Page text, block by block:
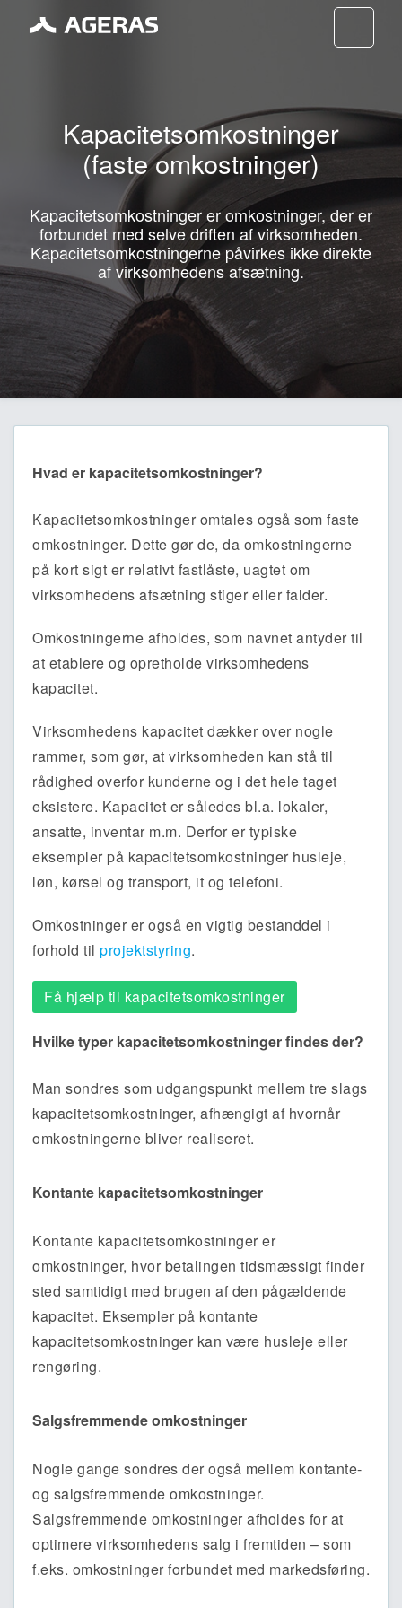
Kapacitetsomkostninger
(faste omkostninger)
Kapacitetsomkostninger er omkostninger, der er
forbundet med selve driften af virksomheden.
Kapacitetsomkostningerne påvirkes ikke direkte
af virksomhedens afsætning.
Hvad er kapacitetsomkostninger?
Kapacitetsomkostninger omtales også som faste
omkostninger. Dette gør de, da omkostningerne
på kort sigt er relativt fastlåste, uagtet om
virksomhedens afsætning stiger eller falder.
Omkostningerne afholdes, som navnet antyder til
at etablere og opretholde virksomhedens
kapacitet.
Virksomhedens kapacitet dækker over nogle
rammer, som gør, at virksomheden kan stå til
rådighed overfor kunderne og i det hele taget
eksistere. Kapacitet er således bl.a. lokaler,
ansatte, inventar m.m. Derfor er typiske
eksempler på kapacitetsomkostninger husleje,
løn, kørsel og transport, it og telefoni.
Omkostninger er også en vigtig bestanddel i
forhold til projektstyring.
Få hjælp til kapacitetsomkostninger
Hvilke typer kapacitetsomkostninger findes der?
Man sondres som udgangspunkt mellem tre slags
kapacitetsomkostninger, afhængigt af hvornår
omkostningerne bliver realiseret.
Kontante kapacitetsomkostninger
Kontante kapacitetsomkostninger er
omkostninger, hvor betalingen tidsmæssigt finder
sted samtidigt med brugen af den pågældende
kapacitet. Eksempler på kontante
kapacitetsomkostninger kan være husleje eller
rengøring.
Salgsfremmende omkostninger
Nogle gange sondres der også mellem kontante-
og salgsfremmende omkostninger.
Salgsfremmende omkostninger afholdes for at
optimere virksomhedens salg i fremtiden – som
f.eks. omkostninger forbundet med markedsføring.